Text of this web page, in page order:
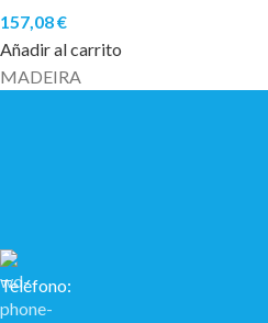
157,08€
Añadir al carrito
MADEIRA
Teléfono: